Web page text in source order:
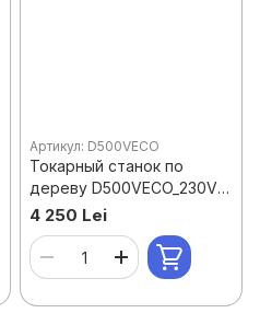
Артикул: D500VECO
Токарный станок по
дереву D500VECO_230V
Holzmann
4 250 Lei